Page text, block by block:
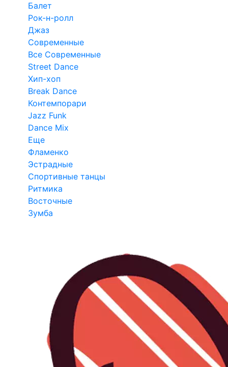
Балет
Рок-н-ролл
Джаз
Современные
Все Современные
Street Dance
Хип-хоп
Break Dance
Контемпорари
Jazz Funk
Dance Mix
Еще
Фламенко
Эстрадные
Спортивные танцы
Ритмика
Восточные
Зумба